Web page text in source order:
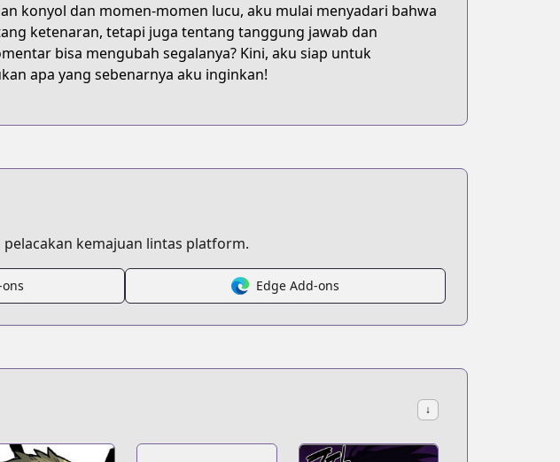
konyol dan momen-momen lucu, aku mulai menyadari bahwa
ketenaran, tetapi juga tentang tanggung jawab dan
bisa mengubah segalanya? Kini, aku siap untuk
apa yang sebenarnya aku inginkan!
kemajuan lintas platform.
Edge Add-ons
↓